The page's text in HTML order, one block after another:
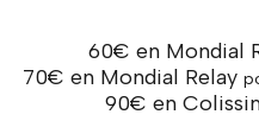
60€ en Mondial
70€ en Mondial Relay
90€ en